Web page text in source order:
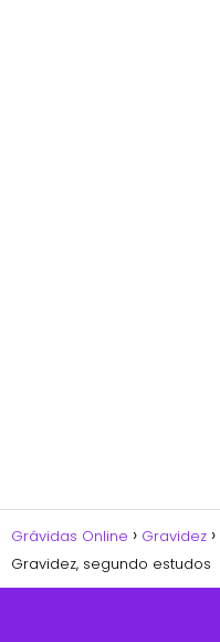
Grávidas Online Gravidez
Gravidez, segundo estudos